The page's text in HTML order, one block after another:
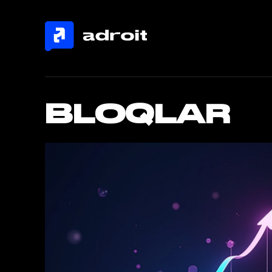
BLOQLAR